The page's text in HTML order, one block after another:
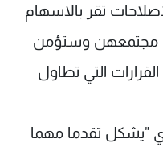
تقر بالاسهام
مجتمعهن وستؤمن
التي تطاول
"يشكل تقدما مهما